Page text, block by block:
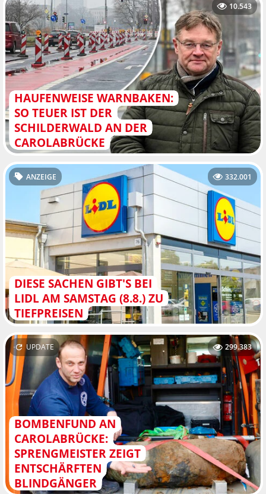
HAUFENWEISE WARNBAKEN:
SO TEUER IST DER
SCHILDERWALD AN DER
CAROLABRÜCKE
10.543
DIESE SACHEN GIBT'S BEI
LIDL AM SAMSTAG (8.8.) ZU
TIEFPREISEN
ANZEIGE 332.001
BOMBENFUND AN
CAROLABRÜCKE:
SPRENGMEISTER ZEIGT
ENTSCHÄRFTEN
BLINDGÄNGER
UPDATE 299.383